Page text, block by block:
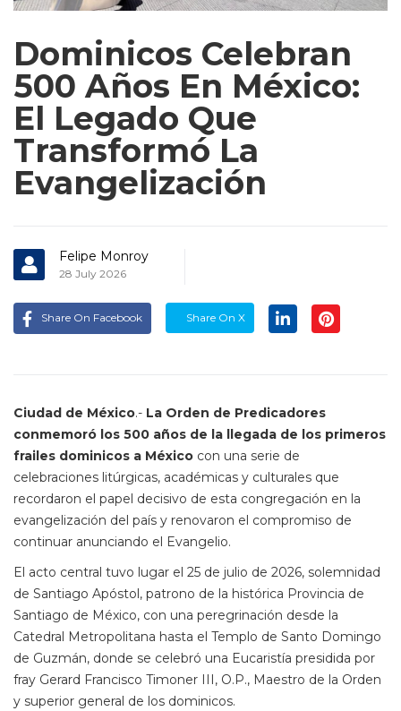
Dominicos Celebran
500 Años En México:
El Legado Que
Transformó La
Evangelización
Felipe Monroy
28 July 2026
Share On Facebook Share On X
Ciudad de México.- La Orden de Predicadores
conmemoró los 500 años de la llegada de los primeros
frailes dominicos a México con una serie de
celebraciones litúrgicas, académicas y culturales que
recordaron el papel decisivo de esta congregación en la
evangelización del país y renovaron el compromiso de
continuar anunciando el Evangelio.
El acto central tuvo lugar el 25 de julio de 2026, solemnidad
de Santiago Apóstol, patrono de la histórica Provincia de
Santiago de México, con una peregrinación desde la
Catedral Metropolitana hasta el Templo de Santo Domingo
de Guzmán, donde se celebró una Eucaristía presidida por
fray Gerard Francisco Timoner III, O.P., Maestro de la Orden
y superior general de los dominicos.